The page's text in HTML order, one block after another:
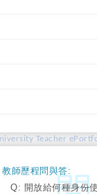
Teacher
教師歷程問與答:
Q: 開放給何種身份